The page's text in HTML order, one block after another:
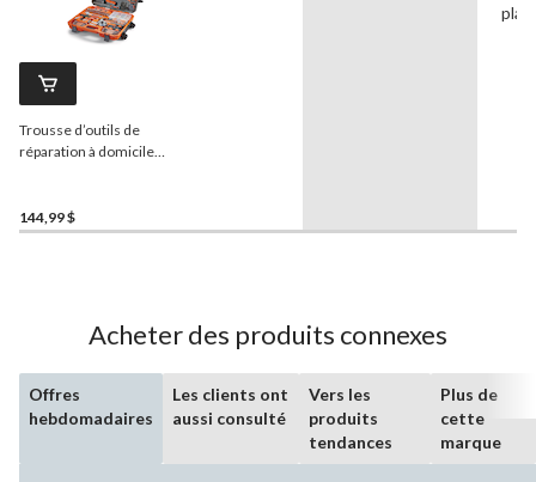
Trousse d’outils de
réparation à domicile
144,99 $
Acheter des produits connexes
Offres
hebdomadaires
Les clients ont
aussi consulté
Vers les
produits
tendances
Plus de
cette
marque